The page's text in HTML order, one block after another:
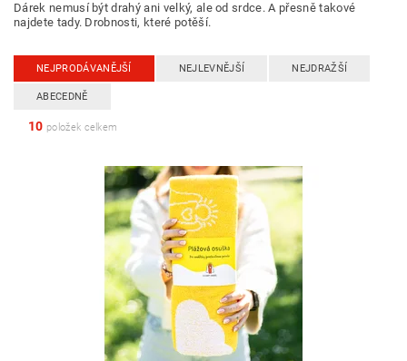
Dárek nemusí být drahý ani velký, ale od srdce. A přesně takové
najdete tady. Drobnosti, které potěší.
NEJPRODÁVANĚJŠÍ NEJLEVNĚJŠÍ NEJDRAŽŠÍ
ABECEDNĚ
10 položek celkem